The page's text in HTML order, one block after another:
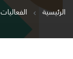
الرئيسية
الفعاليات